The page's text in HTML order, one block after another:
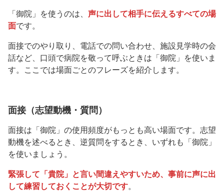
「御院」を使うのは、 声に出して相手に伝えるすべての場
面です。
面接でのやり取り、電話での問い合わせ、施設見学時の会
話など、口頭で病院を敬って呼ぶときは「御院」を使いま
す。ここでは場面ごとのフレーズを紹介します。
面接（志望動機・質問）
面接は「御院」の使用頻度がもっとも高い場面です。志望
動機を述べるとき、逆質問をするとき、いずれも「御院」
を使いましょう。
緊張して「貴院」と言い間違えやすいため、事前に声に出
して練習しておくことが大切です。